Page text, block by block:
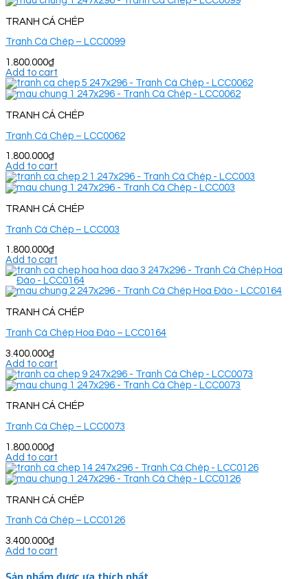
TRANH CÁ CHÉP
Tranh Cá Chép – LCC0099
1.800.000₫
Add to cart
TRANH CÁ CHÉP
Tranh Cá Chép – LCC0062
1.800.000₫
Add to cart
TRANH CÁ CHÉP
Tranh Cá Chép – LCC003
1.800.000₫
Add to cart
TRANH CÁ CHÉP
Tranh Cá Chép Hoa Đào – LCC0164
3.400.000₫
Add to cart
TRANH CÁ CHÉP
Tranh Cá Chép – LCC0073
1.800.000₫
Add to cart
TRANH CÁ CHÉP
Tranh Cá Chép – LCC0126
3.400.000₫
Add to cart